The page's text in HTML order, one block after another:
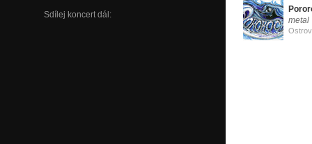
Sdílej koncert dál:
metal
Ostrov